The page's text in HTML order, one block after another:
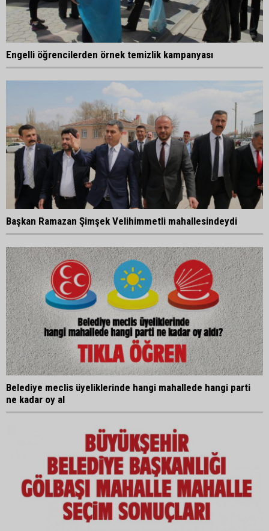
Engelli öğrencilerden örnek temizlik kampanyası
Başkan Ramazan Şimşek Velihimmetli mahallesindeydi
Belediye meclis üyeliklerinde hangi mahallede hangi parti
ne kadar oy al